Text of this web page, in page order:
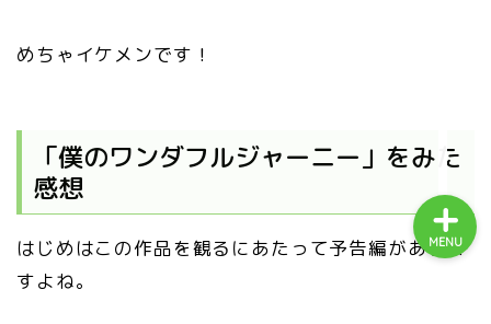
めちゃイケメンです！
「僕のワンダフルジャーニー」をみた
感想
はじめはこの作品を観るにあたって予告編がありま
すよね。
MENU